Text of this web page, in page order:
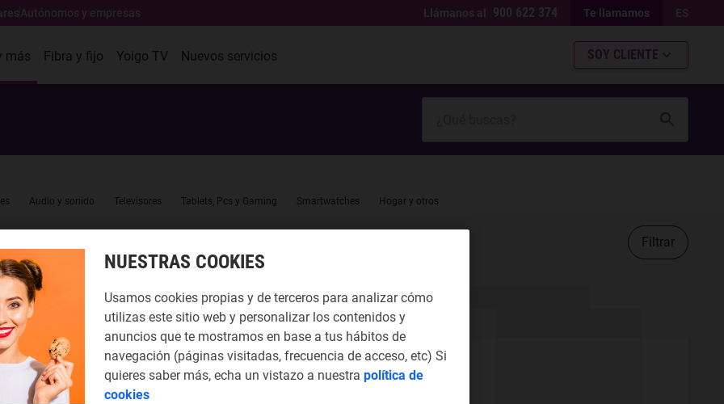
Autónomos y empresas Llámanos al 900 622 374 Te llamamos ES
más Fibra y fijo Yoigo TV Nuevos servicios SOY CLIENTE
Audio y sonido Televisores Tablets, Pcs y Gaming Smartwatches Hogar y otros
Filtrar
NUESTRAS COOKIES
Usamos cookies propias y de terceros para analizar cómo
utilizas este sitio web y personalizar los contenidos y
anuncios que te mostramos en base a tus hábitos de
navegación (páginas visitadas, frecuencia de acceso, etc) Si
quieres saber más, echa un vistazo a nuestra política de
cookies